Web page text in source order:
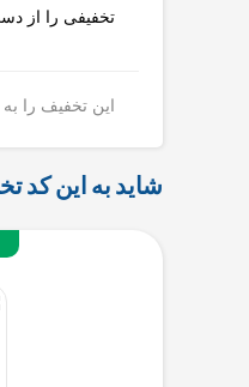
تخفیفی را از
این تخفیف را
شاید به این کد